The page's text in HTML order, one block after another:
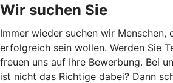
Wir suchen Sie
Immer wieder suchen wir Menschen,
erfolgreich sein wollen. Werden Sie
freuen uns auf Ihre Bewerbung. Bei
ist nicht das Richtige dabei? Dann